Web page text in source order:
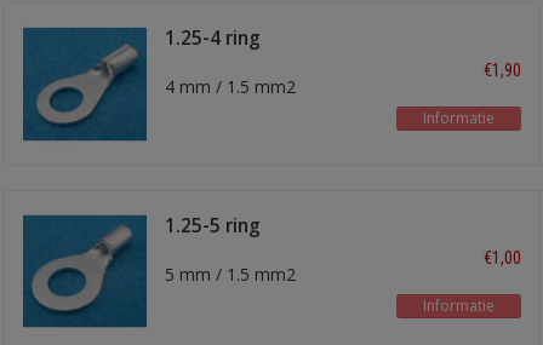
1.25-4 ring
kabelschoen
4 mm / 1.5 mm2
€1,90
Informatie
1.25-5 ring
kabelschoen
5 mm / 1.5 mm2
€1,00
Informatie